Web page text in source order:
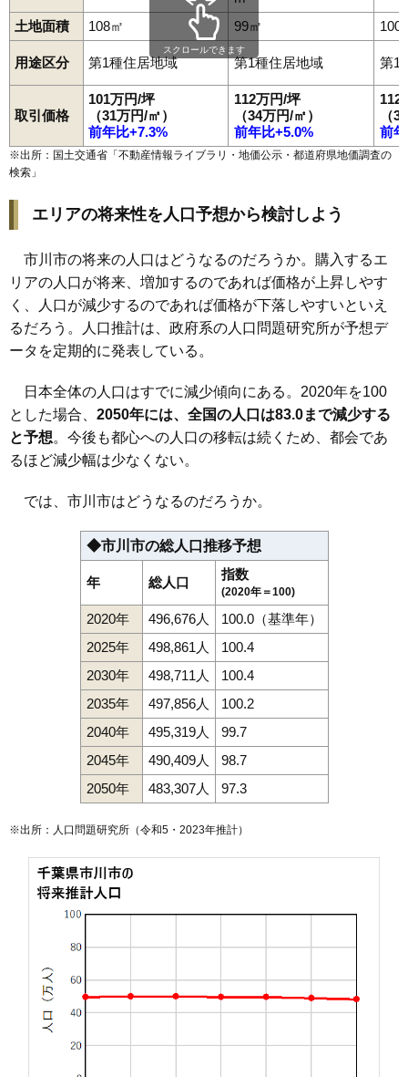
土地面積 108㎡ 99㎡ 100
用途区分 第1種住居地域 第1種住居地域 第1
取引価格
101万円/坪
（31万円/㎡）
前年比+7.3%
112万円/坪
（34万円/㎡）
前年比+5.0%
112
（
前
スクロールできます
※出所：国土交通省「 不動産情報ライブラリ・地価公示・都道府県地価調査の
検索 」
エリアの将来性を人口予想から検討しよう
市川市の将来の人口はどうなるのだろうか。購入するエ
リアの人口が将来、増加するのであれば価格が上昇しやす
く、人口が減少するのであれば価格が下落しやすいといえ
るだろう。人口推計は、政府系の人口問題研究所が予想デ
ータを定期的に発表している。
日本全体の人口はすでに減少傾向にある。2020年を100
とした場合、 2050年には、全国の人口は83.0まで減少する
と予想。今後も都心への人口の移転は続くため、都会であ
るほど減少幅は少なくない。
では、市川市はどうなるのだろうか。
◆市川市の総人口推移予想
年 総人口
指数
(2020年＝100)
2020年 496,676人
100.0（基準年）
2025年
498,861人
100.4
2030年
498,711人
100.4
2035年
497,856人
100.2
2040年
495,319人
99.7
2045年
490,409人
98.7
2050年
483,307人 97.3
※出所：人口問題研究所（令和5・2023年推計）